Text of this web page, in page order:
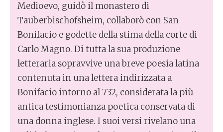
Medioevo, guidò il monastero di
Tauberbischofsheim, collaborò con San
Bonifacio e godette della stima della corte di
Carlo Magno. Di tutta la sua produzione
letteraria sopravvive una breve poesia latina
contenuta in una lettera indirizzata a
Bonifacio intorno al 732, considerata la più
antica testimonianza poetica conservata di
una donna inglese. I suoi versi rivelano una